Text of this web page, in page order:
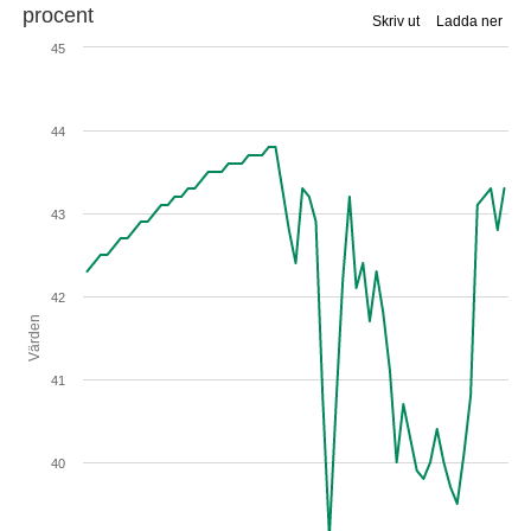
Ladda ner
Skriv ut
Värden
procent
40
41
42
43
44
45